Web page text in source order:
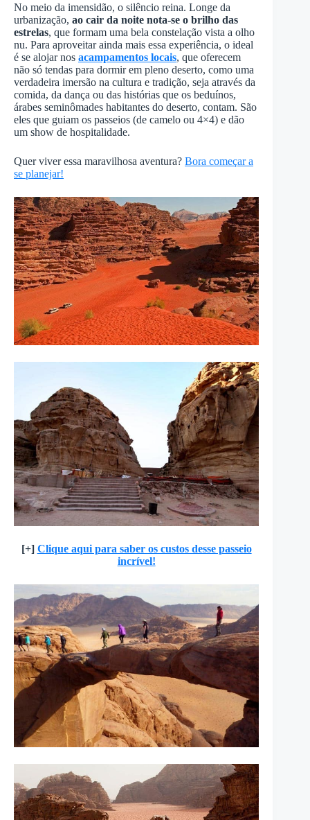
No meio da imensidão, o silêncio reina. Longe da
urbanização, ao cair da noite nota-se o brilho das
estrelas, que formam uma bela constelação vista a olho
nu. Para aproveitar ainda mais essa experiência, o ideal
é se alojar nos acampamentos locais, que oferecem
não só tendas para dormir em pleno deserto, como uma
verdadeira imersão na cultura e tradição, seja através da
comida, da dança ou das histórias que os beduínos,
árabes seminômades habitantes do deserto, contam. São
eles que guiam os passeios (de camelo ou 4×4) e dão
um show de hospitalidade.
Quer viver essa maravilhosa aventura? Bora começar a
se planejar!
[+] Clique aqui para saber os custos desse passeio
incrível!